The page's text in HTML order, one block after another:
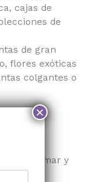
cajas de
de
de gran
flores exóticas
colgantes o
reformar y
×